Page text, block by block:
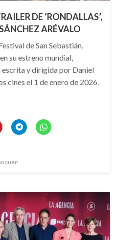
DE ‘RONDALLAS’,
ARÉVALO
de San Sebastián,
su estreno mundial,
escrita y dirigida por Daniel
cines el 1 de enero de 2026.